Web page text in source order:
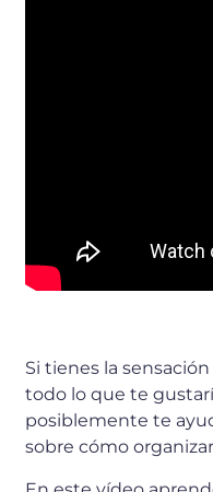
Si tienes la
todo lo que te
posiblemente te
sobre cómo